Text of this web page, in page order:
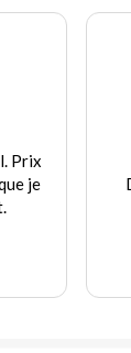
Prix
je